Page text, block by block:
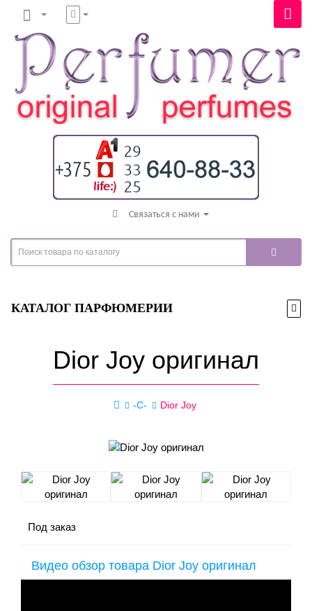
Связаться с нами
КАТАЛОГ ПАРФЮМЕРИИ
Dior Joy оригинал
-C- Dior Joy
Под заказ
Видео обзор товара Dior Joy оригинал